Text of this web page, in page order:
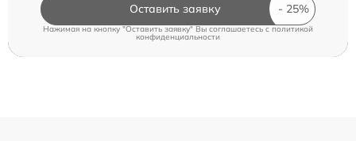
Оставить заявку
Нажимая на кнопку "Оставить заявку" Вы соглашаетесь cполитикой
конфиденциальности